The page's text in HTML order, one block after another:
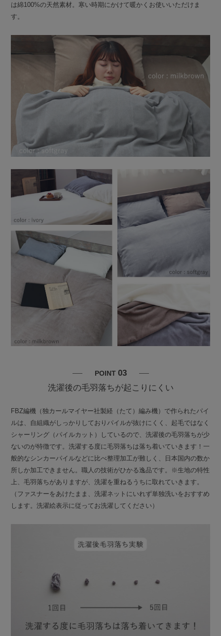
は綿100%の天然素材。寒い時期にかけて暖かくお使いいただけま
す。
POINT 03
洗濯後の毛羽落ちが起こりにくい
FBZ編機（独カールマイヤー社製経（たて）編み機）で作られたパイ
ルは、自組織がしっかりしておりパイルが抜けにくく、起毛ではなく
シャーリング（パイルカット）しているので、洗濯後の毛羽落ちが少
ないのが特徴です。洗濯する度に毛羽落ちは落ち着いていきます！一
般的なシンカーパイルなどに比べ整理加工が難しく、日本国内の数か
所しか加工できません。職人の技術がひかる逸品です。※生地の特性
上、毛羽落ちがありますが、洗濯を重ねるうちに取れていきます。
（ファスナーをあけたまま、洗濯ネットにいれず単独洗いをおすすめ
します。洗濯絵表示に従ってお洗濯してください）